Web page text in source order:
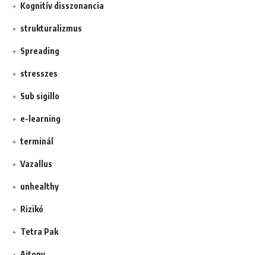
Kognitív disszonancia
strukturalizmus
Spreading
stresszes
Sub sigillo
e-learning
terminál
Vazallus
unhealthy
Rizikó
Tetra Pak